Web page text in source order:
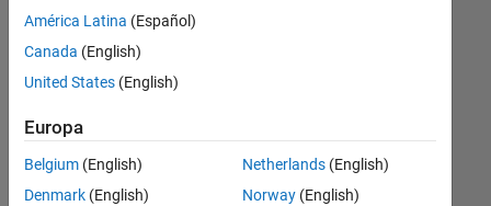
es
keine
offenen
Stellen,
Ihren
Suchkriterien
entsprechen.
América Latina (Español)
Canada (English)
United States (English)
Europa
Belgium (English)
Denmark (English)
Netherlands(English)
Norway(English)